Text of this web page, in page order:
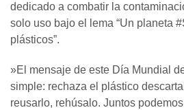
dedicado a combatir la
solo uso bajo el lema “Un planeta
plásticos”.
»El mensaje de este Día Mundial
simple: rechaza el plástico
reusarlo, rehúsalo. Juntos